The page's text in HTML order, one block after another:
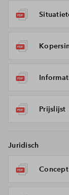
Prijslijst
Juridisch